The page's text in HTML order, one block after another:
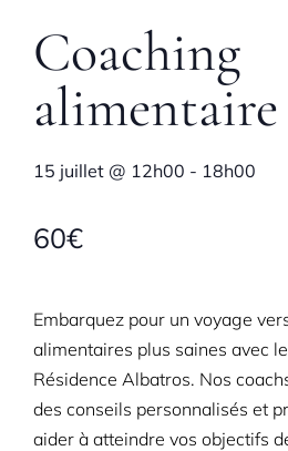
Coaching
alimentaire
15 juillet @ 12h00 - 18h00
60€
Embarquez pour un voyage
alimentaires plus saines avec
Résidence Albatros. Nos
des conseils personnalisés et
aider à atteindre vos objectifs